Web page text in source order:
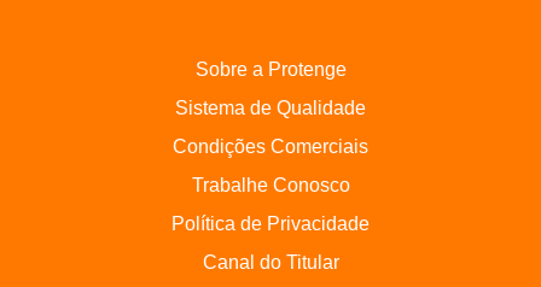
Sobre a Protenge
Sistema de Qualidade
Condições Comerciais
Trabalhe Conosco
Política de Privacidade
Canal do Titular